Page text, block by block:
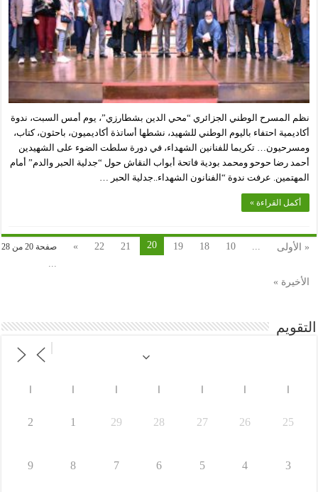
نظم المسرح الوطني الجزائري “محي الدين بشطارزي”، يوم أمس السبت، ندوة
أكاديمية احتفاء باليوم الوطني للشهيد، نشطها أساتذة أكاديميون، باحثون، كتاب،
ومسرحيون… تكريما للفنانين الشهداء، في دورة سلطت الضوء على الشهيدين
أحمد رضا حوحو ومحمد بودية فاتحة أبواب النقاش حول “جدلية الحبر والدم” أمام
المهتمين. عرفت ندوة “الفنانون الشهداء..جدلية الحبر …
أكمل القراءة »
صفحة 20 من 28 « الأولى 10
18
19
20
21
22
»
الأخيرة »
التقويم
25
26
27
28
29
1
2
3
4
5
6
7
8
9